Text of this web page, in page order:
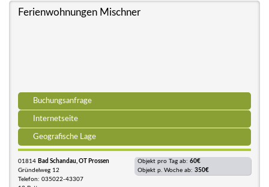
Ferienwohnungen Mischner
Buchungsanfrage
Internetseite
Geografische Lage
01814 Bad Schandau, OT Prossen
Gründelweg 12
Telefon: 035022-43307
Objekt pro Tag ab: 60€
Objekt p. Woche ab: 350€